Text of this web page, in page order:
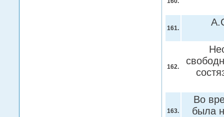
161.
162.
163.
Во
была